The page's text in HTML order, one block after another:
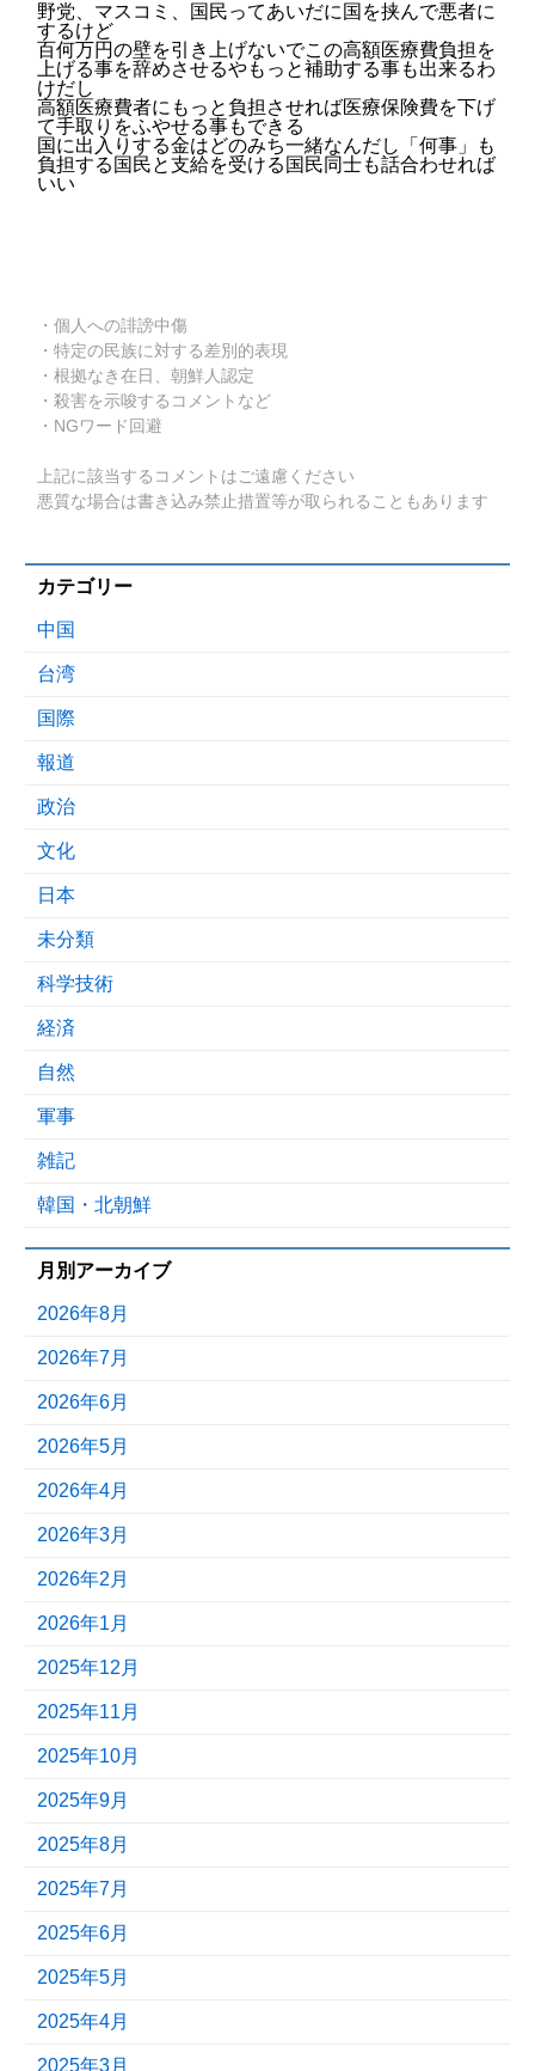
野党、マスコミ、国民ってあいだに国を挟んで悪者に
するけど
百何万円の壁を引き上げないでこの高額医療費負担を
上げる事を辞めさせるやもっと補助する事も出来るわ
けだし
高額医療費者にもっと負担させれば医療保険費を下げ
て手取りをふやせる事もできる
国に出入りする金はどのみち一緒なんだし「何事」も
負担する国民と支給を受ける国民同士も話合わせれば
いい
・個人への誹謗中傷
・特定の民族に対する差別的表現
・根拠なき在日、朝鮮人認定
・殺害を示唆するコメントなど
・NGワード回避
上記に該当するコメントはご遠慮ください
悪質な場合は書き込み禁止措置等が取られることもあります
カテゴリー
中国
台湾
国際
報道
政治
文化
日本
未分類
科学技術
経済
自然
軍事
雑記
韓国・北朝鮮
月別アーカイブ
2026年8月
2026年7月
2026年6月
2026年5月
2026年4月
2026年3月
2026年2月
2026年1月
2025年12月
2025年11月
2025年10月
2025年9月
2025年8月
2025年7月
2025年6月
2025年5月
2025年4月
2025年3月